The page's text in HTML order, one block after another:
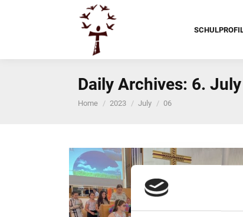
Daily Archives: 6.
You are here:
Home 2023 July 06